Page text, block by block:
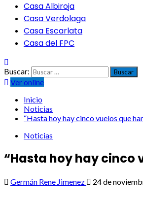
Casa Albiroja
Casa Verdolaga
Casa Escarlata
Casa del FPC
Buscar:
Ver online
Inicio
Noticias
“Hasta hoy hay cinco vuelos que
Noticias
“Hasta hoy hay cinco
Germán Rene Jimenez 24 de